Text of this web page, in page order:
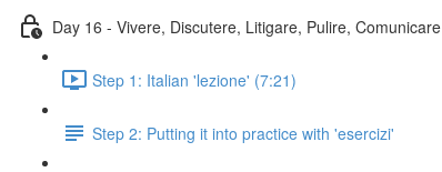
Day 16 - Vivere, Discutere, Litigare, Pulire, Comunicare
Step 1: Italian 'lezione' (7:21)
Step 2: Putting it into practice with 'esercizi'